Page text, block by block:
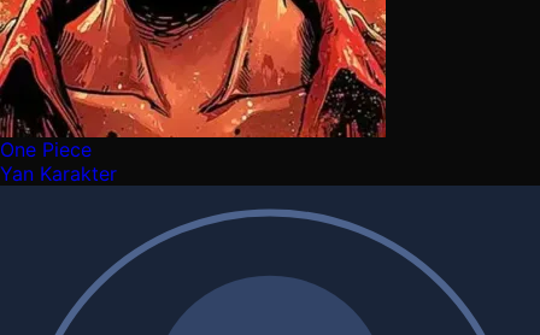
One Piece
Yan Karakter